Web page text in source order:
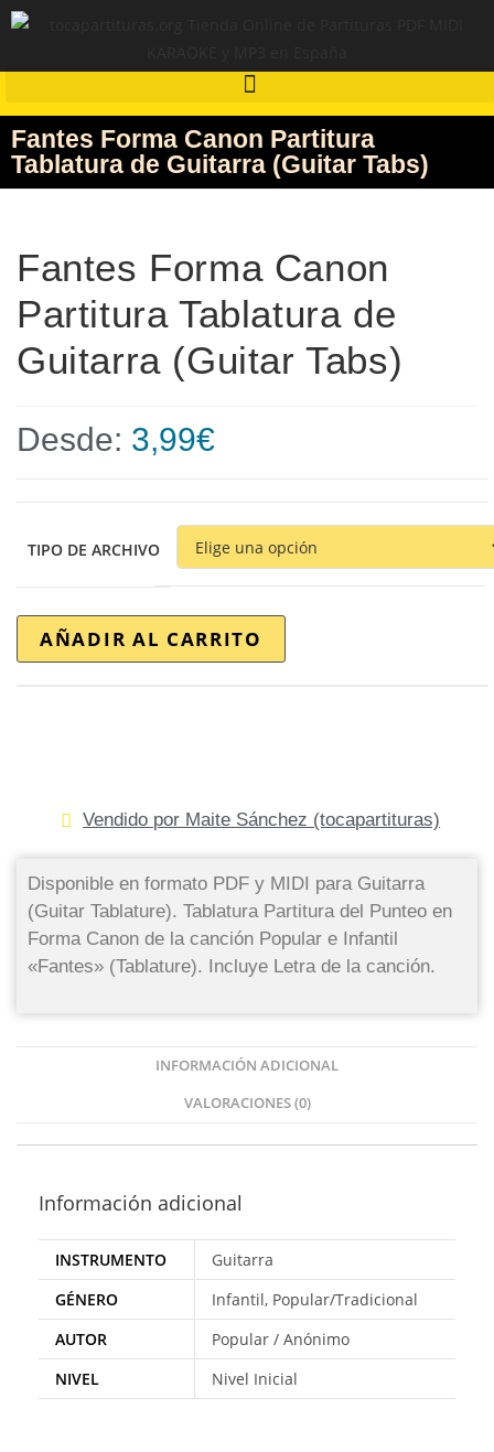
Fantes Forma Canon Partitura
Tablatura de Guitarra (Guitar Tabs)
Fantes Forma Canon
Partitura Tablatura de
Guitarra (Guitar Tabs)
Desde: 3,99€
TIPO DE ARCHIVO
AÑADIR AL CARRITO
Vendido por Maite Sánchez (tocapartituras)
Disponible en formato PDF y MIDI para Guitarra
(Guitar Tablature). Tablatura Partitura del Punteo en
Forma Canon de la canción Popular e Infantil
«Fantes» (Tablature). Incluye Letra de la canción.
INFORMACIÓN ADICIONAL
VALORACIONES (0)
Información adicional
INSTRUMENTO
Guitarra
GÉNERO
Infantil, Popular/Tradicional
AUTOR
Popular / Anónimo
NIVEL
Nivel Inicial